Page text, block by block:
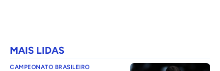
MAIS LIDAS
CAMPEONATO BRASILEIRO